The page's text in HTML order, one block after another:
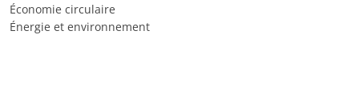
Économie circulaire
Énergie et environnement